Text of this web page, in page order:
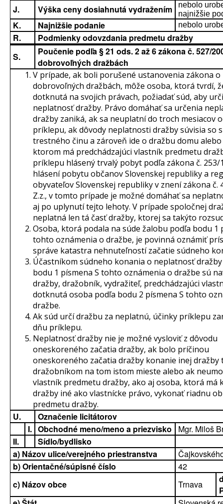
J.
Výška ceny dosiahnutá vydražením
nebolo
najnižšie
K. Najnižšie podanie nebolo
R.
Podmienky odovzdania predmetu dražby
S.
Poučenie podľa § 21 ods. 2 až 6 zákona č. 527/
dobrovoľných dražbách
V prípade, ak boli porušené ustanovenia zákona o
dobrovoľných dražbách, môže osoba, ktorá tvrdí,
dotknutá na svojich právach, požiadať súd, aby
neplatnosť dražby. Právo domáhať sa určenia
dražby zaniká, ak sa neuplatní do troch mesiacov
príklepu, ak dôvody neplatnosti dražby súvisia so
trestného činu a zároveň ide o dražbu domu
ktorom má predchádzajúci vlastník predmetu
príklepu hlásený trvalý pobyt podľa zákona č. 253/
hlásení pobytu občanov Slovenskej republiky a
obyvateľov Slovenskej republiky v znení zákona č.
Z.z., v tomto prípade je možné domáhať sa
aj po uplynutí tejto lehoty. V prípade spoločnej
neplatná len tá časť dražby, ktorej sa takýto
Osoba, ktorá podala na súde žalobu podľa bodu 1
tohto oznámenia o dražbe, je povinná oznámiť
správe katastra nehnuteľností začatie súdneho
Účastníkom súdneho konania o neplatnosť
bodu 1 písmena S tohto oznámenia o dražbe sú
dražby, dražobník, vydražiteľ, predchádzajúci
dotknutá osoba podľa bodu 2 písmena S tohto
dražbe.
Ak súd určí dražbu za neplatnú, účinky príklepu
dňu príklepu.
Neplatnosť dražby nie je možné vysloviť z dôvodu
oneskoreného začatia dražby, ak bolo príčinou
oneskoreného začatia dražby konanie inej dražby
dražobníkom na tom istom mieste alebo ak
vlastník predmetu dražby, ako aj osoba, ktorá má
dražby iné ako vlastnícke právo, vykonať riadnu
predmetu dražby.
U.
Označenie licitátorov
I. Obchodné meno/meno a priezvisko
Mgr. Miloš
II.
Sídlo/bydlisko
a) Názov ulice/verejného priestranstva
b) Orientačné/súpisné číslo
42
c) Názov obce
Trnava